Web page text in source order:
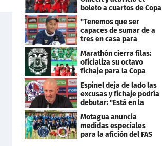
boleto a cuartos de Copa
"Tenemos que ser
capaces de sumar de a
tres en casa para
asegurar la
clasificación"
Marathón cierra filas:
oficializa su octavo
fichaje para la Copa
Centroamericana
Espinel deja de lado las
excusas y fichaje podría
debutar: "Está en la
Motagua anuncia
medidas especiales
para la afición del FAS